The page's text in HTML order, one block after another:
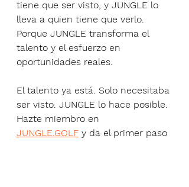
tiene que ser visto, y JUNGLE lo
lleva a quien tiene que verlo.
Porque JUNGLE transforma el
talento y el esfuerzo en
oportunidades reales.
El talento ya está. Solo necesitaba
ser visto. JUNGLE lo hace posible.
Hazte miembro en
JUNGLE.GOLF y da el primer paso